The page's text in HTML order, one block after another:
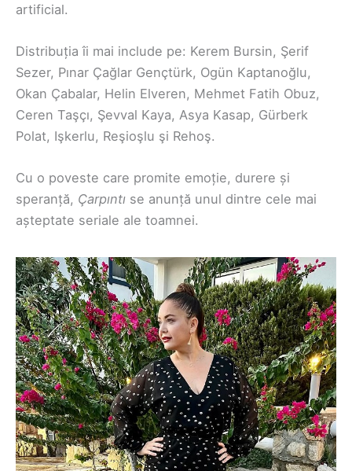
artificial.
Distribuția îi mai include pe: Kerem Bursin, Şerif
Sezer, Pınar Çağlar Gençtürk, Ogün Kaptanoğlu,
Okan Çabalar, Helin Elveren, Mehmet Fatih Obuz,
Ceren Taşçı, Şevval Kaya, Asya Kasap, Gürberk
Polat, Işkerlu, Reşioşlu şi Rehoş.
Cu o poveste care promite emoție, durere și
speranță, Çarpıntı se anunță unul dintre cele mai
așteptate seriale ale toamnei.